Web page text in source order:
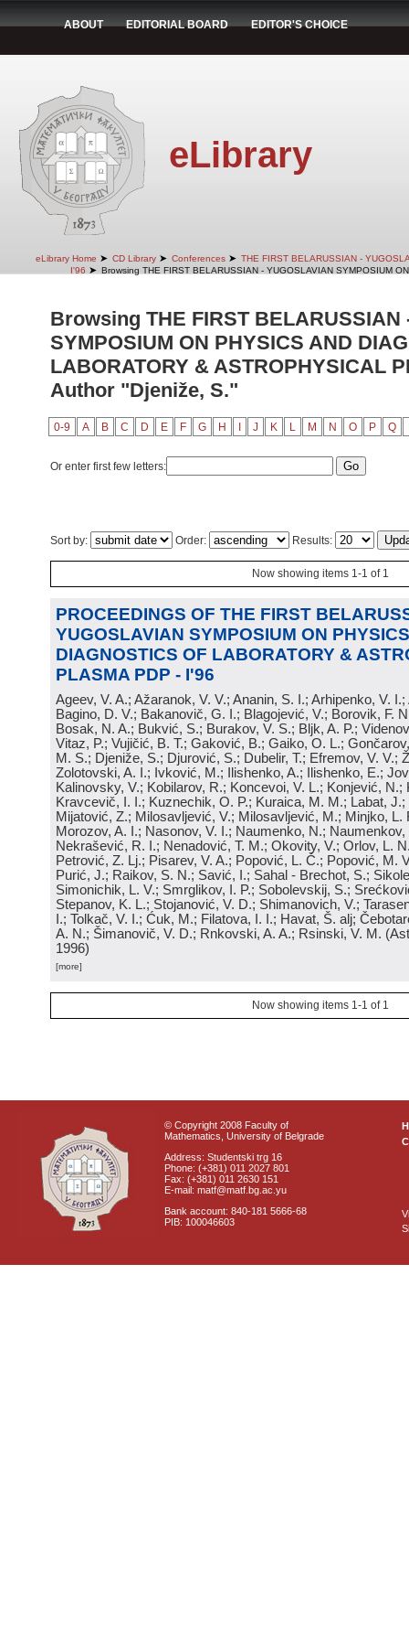
ABOUT EDITORIAL BOARD EDITOR'S CHOICE
eLibrary
eLibrary Home ➤ CD Library ➤ Conferences ➤ THE FIRST BELARUSSIAN -
I'96 ➤ Browsing THE FIRST BELARUSSIAN - YUGOSLAVIAN SYMPOSIUM
Browsing THE FIRST BELARUSSIAN
SYMPOSIUM ON PHYSICS AND
LABORATORY & ASTROPHYSICAL
Author "Djeniže, S."
0-9 A B C D E F G H J K L M N O P Q
Or enter first few letters:
Sort by: Order: Results:
Now showing items 1-1 of 1
PROCEEDINGS OF THE FIRST
YUGOSLAVIAN SYMPOSIUM ON
DIAGNOSTICS OF LABORATORY &
PLASMA PDP - I'96
Ageev, V. A.; Ažaranok, V. V.; Ananin, S. I.; Arhipenko, V.
Bagino, D. V.; Bakanovič, G. I.; Blagojević, V.; Borovik, F.
Bosak, N. A.; Bukvić, S.; Burakov, V. S.; Bljk, A. P.;
Vitaz, P.; Vujičić, B. T.; Gaković, B.; Gaiko, O. L.;
M. S.; Djeniže, S.; Djurović, S.; Dubelir, T.; Efremov, V. V.;
Zolotovski, A. I.; Ivković, M.; Ilishenko, A.; Ilishenko, E.;
Kalinovsky, V.; Kobilarov, R.; Koncevoi, V. L.; Konjević, N.;
Kravcevič, I. I.; Kuznechik, O. P.; Kuraica, M. M.; Labat,
Mijatović, Z.; Milosavljević, V.; Milosavljević, M.; Minjko, L.
Morozov, A. I.; Nasonov, V. I.; Naumenko, N.; Naumenkov,
Nekrašević, R. I.; Nenadović, T. M.; Okovity, V.; Orlov, L.
Petrović, Z. Lj.; Pisarev, V. A.; Popović, L. Č.; Popović, M.
Purić, J.; Raikov, S. N.; Savić, I.; Sahal - Brechot, S.;
Simonichik, L. V.; Smrglikov, I. P.; Sobolevskij, S.;
Stepanov, K. L.; Stojanović, V. D.; Shimanovich, V.;
I.; Tolkač, V. I.; Ćuk, M.; Filatova, I. I.; Havat, Š. alj;
A. N.; Šimanovič, V. D.; Rnkovski, A. A.; Rsinski, V. M. (
1996)
[more]
Now showing items 1-1 of 1
© Copyright 2008 Faculty of
Mathematics, University of Belgrade
Address: Studentski trg 16
Phone: (+381) 011 2027 801
Fax: (+381) 011 2630 151
E-mail: matf@matf.bg.ac.yu
Bank account: 840-181 5666-68
PIB: 100046603